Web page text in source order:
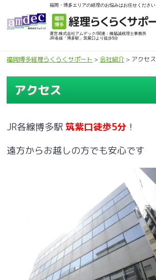
福岡・博多エリアの経理のお悩みはお任せください
運営:株式会社アムデック/関連：橋脇誠税理士事務所
JR各線「博多駅」筑紫口より徒歩5分
福岡博多経理らくらくサポート >会社紹介 > アクセス
アクセス
JR各線博多駅筑紫口徒歩5分 ！
遠方からお越しの方でも安心です